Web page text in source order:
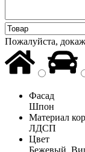
Пожалуйста,
Фасад
Шпон
Материал
ЛДСП
Цвет
Бежевый,